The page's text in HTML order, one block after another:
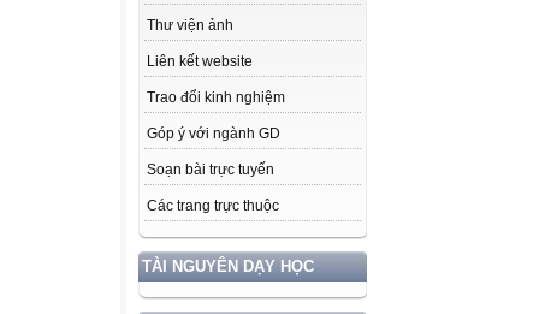
Thư viện ảnh
Liên kết website
Trao đổi kinh nghiệm
Góp ý với ngành GD
Soạn bài trực tuyến
Các trang trực thuộc
TÀI NGUYÊN DẠY HỌC